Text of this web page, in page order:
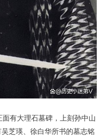
有大理石墓碑，上刻孙中山
芝瑛、徐白华所书的墓志铭